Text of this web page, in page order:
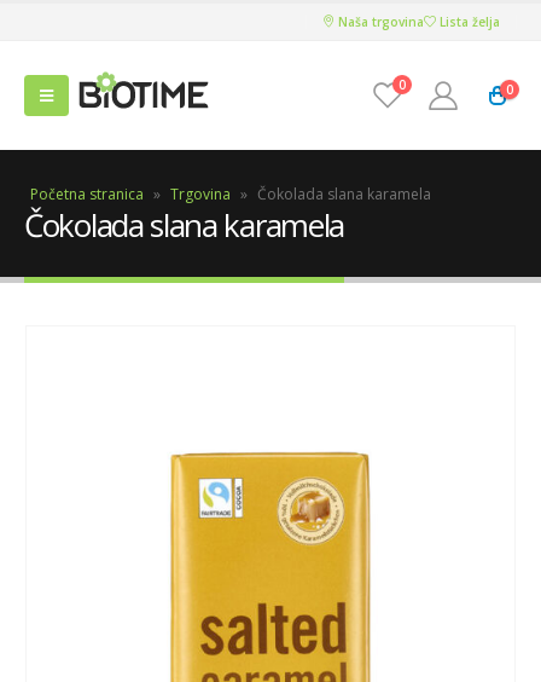
Naša trgovina Lista želja
0 0
Početna stranica » Trgovina » Čokolada slana karamela
Čokolada slana karamela